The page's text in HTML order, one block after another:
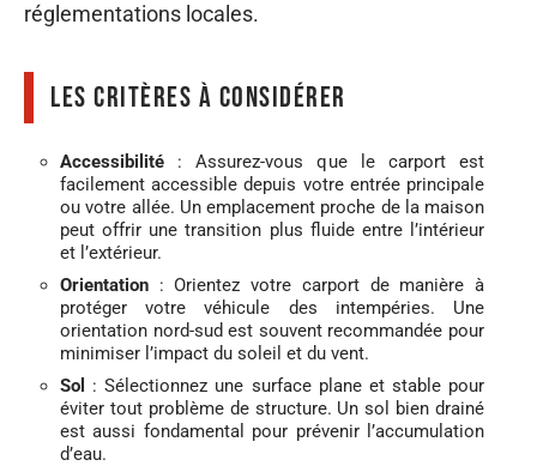
réglementations locales.
Les critères à considérer
Accessibilité : Assurez-vous que le carport est
facilement accessible depuis votre entrée principale
ou votre allée. Un emplacement proche de la maison
peut offrir une transition plus fluide entre l’intérieur
et l’extérieur.
Orientation : Orientez votre carport de manière à
protéger votre véhicule des intempéries. Une
orientation nord-sud est souvent recommandée pour
minimiser l’impact du soleil et du vent.
Sol
: Sélectionnez une surface plane et stable pour
éviter tout problème de structure. Un sol bien drainé
est aussi fondamental pour prévenir l’accumulation
d’eau.